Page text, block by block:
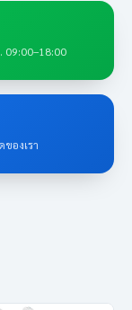
09:00–18:00
องเรา